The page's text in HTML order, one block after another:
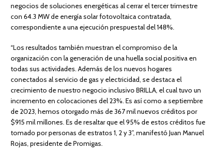
negocios de soluciones energéticas al cerrar el tercer trimestre
con 64.3 MW de energía solar fotovoltaica contratada,
correspondiente a una ejecución prespuestal del 148%.
“Los resultados también muestran el compromiso de la
organización con la generación de una huella social positiva en
todas sus actividades. Además de los nuevos hogares
conectados al servicio de gas y electricidad, se destaca el
crecimiento de nuestro negocio inclusivo BRILLA, el cual tuvo un
incremento en colocaciones del 23%. Es así como a septiembre
de 2023, hemos otorgado más de 367 mil nuevos créditos por
$915 mil millones. Es de resaltar que el 95% de estos créditos fue
tomado por personas de estratos 1, 2 y 3”, manifestó Juan Manuel
Rojas, presidente de Promigas.